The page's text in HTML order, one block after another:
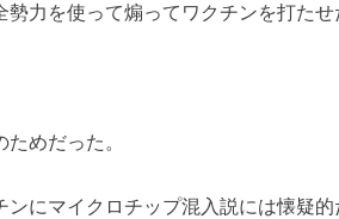
力を使って煽ってワクチンを打たせ
めだった。
ンにマイクロチップ混入説には懐疑的